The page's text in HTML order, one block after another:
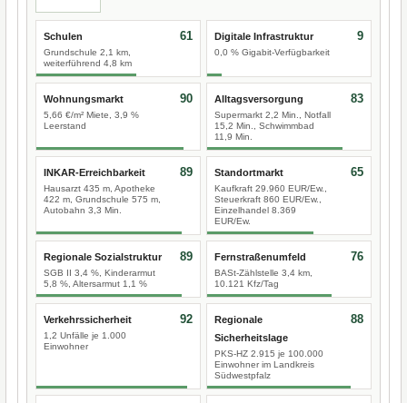
Schulen
Grundschule 2,1 km,
weiterführend 4,8 km
61 Digitale Infrastruktur
0,0 % Gigabit-Verfügbarkeit
9
Wohnungsmarkt
5,66 €/m² Miete, 3,9 %
Leerstand
90 Alltagsversorgung
Supermarkt 2,2 Min., Notfall
15,2 Min., Schwimmbad
11,9 Min.
83
INKAR-Erreichbarkeit
Hausarzt 435 m, Apotheke
422 m, Grundschule 575 m,
Autobahn 3,3 Min.
89 Standortmarkt
Kaufkraft 29.960 EUR/Ew.,
Steuerkraft 860 EUR/Ew.,
Einzelhandel 8.369
EUR/Ew.
65
Regionale Sozialstruktur
SGB II 3,4 %, Kinderarmut
5,8 %, Altersarmut 1,1 %
89 Fernstraßenumfeld
BASt-Zählstelle 3,4 km,
10.121 Kfz/Tag
76
Verkehrssicherheit
1,2 Unfälle je 1.000
Einwohner
92
Regionale
Sicherheitslage
PKS-HZ 2.915 je 100.000
Einwohner im Landkreis
Südwestpfalz
88